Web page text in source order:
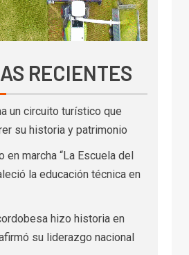
RECIENTES
un circuito turístico que
su historia y patrimonio
en marcha “La Escuela del
la educación técnica en
hizo historia en
su liderazgo nacional